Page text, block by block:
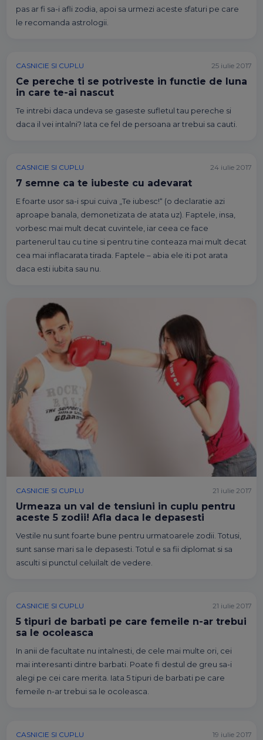
pas ar fi sa-i afli zodia, apoi sa urmezi aceste sfaturi pe care
le recomanda astrologii.
CASNICIE SI CUPLU
Ce pereche ti se potriveste in functie de luna
in care te-ai nascut
Te intrebi daca undeva se gaseste sufletul tau pereche si
daca il vei intalni? Iata ce fel de persoana ar trebui sa cauti.
25 iulie 2017
CASNICIE SI CUPLU
7 semne ca te iubeste cu adevarat
E foarte usor sa-i spui cuiva „Te iubesc!“ (o declaratie azi
aproape banala, demonetizata de atata uz). Faptele, insa,
vorbesc mai mult decat cuvintele, iar ceea ce face
partenerul tau cu tine si pentru tine conteaza mai mult decat
cea mai inflacarata tirada. Faptele – abia ele iti pot arata
daca esti iubita sau nu.
24 iulie 2017
CASNICIE SI CUPLU
Urmeaza un val de tensiuni in cuplu pentru
aceste 5 zodii! Afla daca le depasesti
Vestile nu sunt foarte bune pentru urmatoarele zodii. Totusi,
sunt sanse mari sa le depasesti. Totul e sa fii diplomat si sa
asculti si punctul celuilalt de vedere.
21 iulie 2017
CASNICIE SI CUPLU
5 tipuri de barbati pe care femeile n-ar trebui
sa le ocoleasca
In anii de facultate nu intalnesti, de cele mai multe ori, cei
mai interesanti dintre barbati. Poate fi destul de greu sa-i
alegi pe cei care merita. Iata 5 tipuri de barbati pe care
femeile n-ar trebui sa le ocoleasca.
21 iulie 2017
CASNICIE SI CUPLU 19 iulie 2017